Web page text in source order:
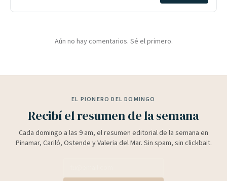
Aún no hay comentarios. Sé el primero.
EL PIONERO DEL DOMINGO
Recibí el resumen de la semana
Cada domingo a las 9 am, el resumen editorial de la semana en
Pinamar, Cariló, Ostende y Valeria del Mar. Sin spam, sin clickbait.